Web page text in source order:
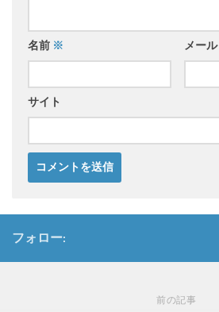
名前 ※ メール
サイト
フォロー:
前の記事